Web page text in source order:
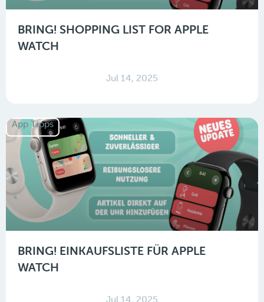
BRING! SHOPPING LIST FOR APPLE
WATCH
Jul 14, 2025
App Tipps
BRING! EINKAUFSLISTE FÜR APPLE
WATCH
Jul 14, 2025